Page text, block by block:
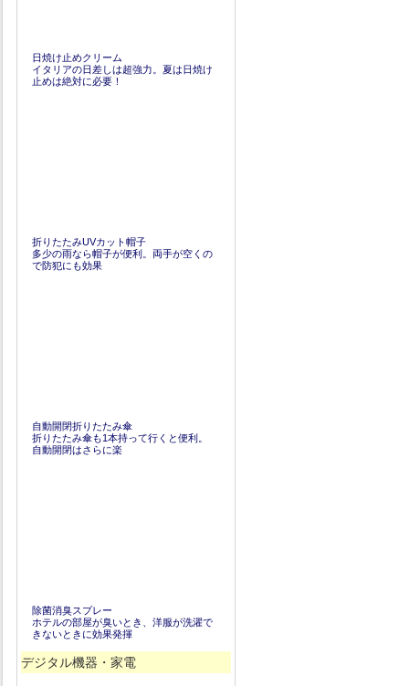
日焼け止めクリーム
イタリアの日差しは超強力。夏は日焼け
止めは絶対に必要！
折りたたみUVカット帽子
多少の雨なら帽子が便利。両手が空くの
で防犯にも効果
自動開閉折りたたみ傘
折りたたみ傘も1本持って行くと便利。
自動開閉はさらに楽
除菌消臭スプレー
ホテルの部屋が臭いとき、洋服が洗濯で
きないときに効果発揮
デジタル機器・家電